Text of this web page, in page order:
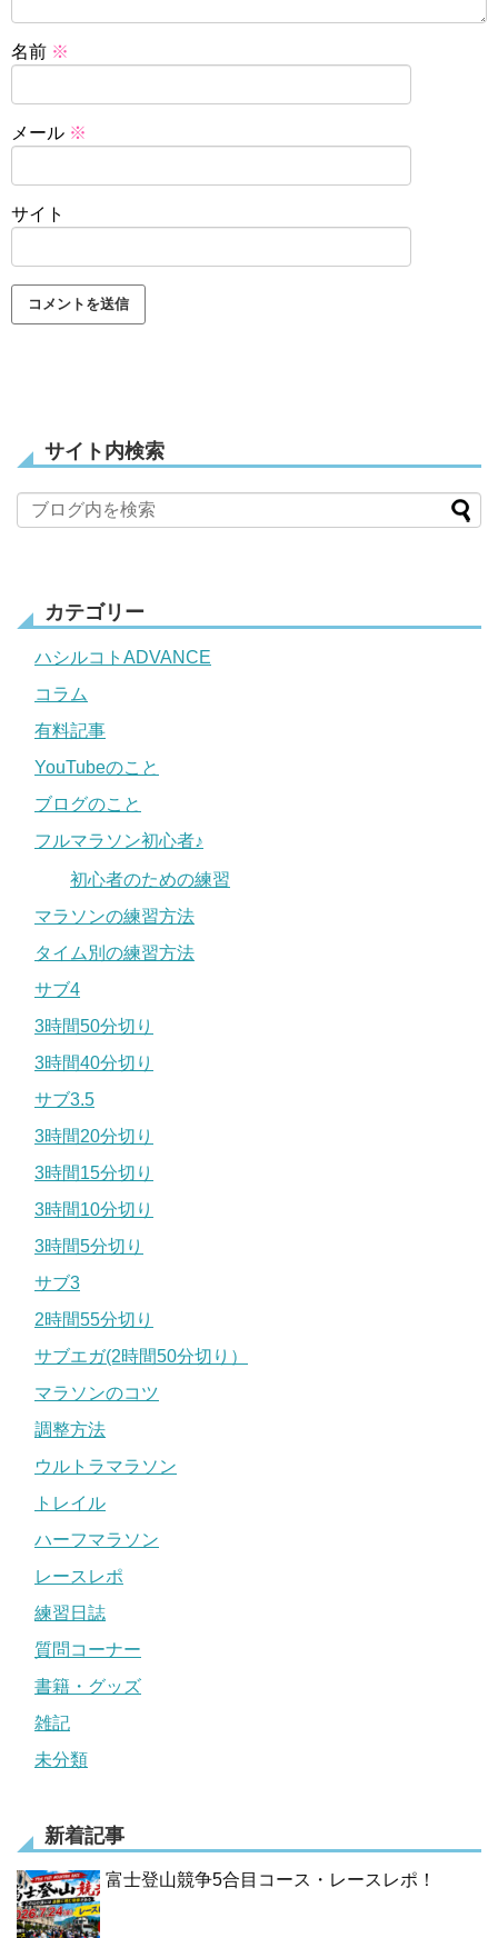
名前 ※
メール ※
サイト
サイト内検索
カテゴリー
ハシルコトADVANCE
コラム
有料記事
YouTubeのこと
ブログのこと
フルマラソン初心者♪
初心者のための練習
マラソンの練習方法
タイム別の練習方法
サブ4
3時間50分切り
3時間40分切り
サブ3.5
3時間20分切り
3時間15分切り
3時間10分切り
3時間5分切り
サブ3
2時間55分切り
サブエガ(2時間50分切り）
マラソンのコツ
調整方法
ウルトラマラソン
トレイル
ハーフマラソン
レースレポ
練習日誌
質問コーナー
書籍・グッズ
雑記
未分類
新着記事
富士登山競争5合目コース・レースレポ！